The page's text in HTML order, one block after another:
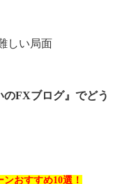
しい局面
FXブログ』でどう
おすすめ10選！